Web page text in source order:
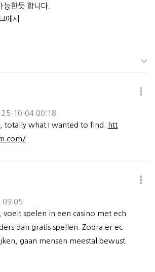
능한듯 합니다.
에서
25-10-04 00:18
totally what I wanted to find.
htt
09:05
voelt spelen in een casino met ech
dan gratis spellen. Zodra er ec
gaan mensen meestal bewust